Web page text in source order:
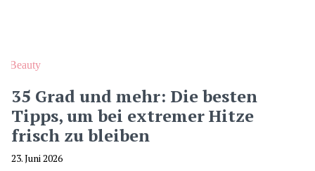
Beauty
35 Grad und mehr: Die besten
Tipps, um bei extremer Hitze
frisch zu bleiben
23. Juni 2026